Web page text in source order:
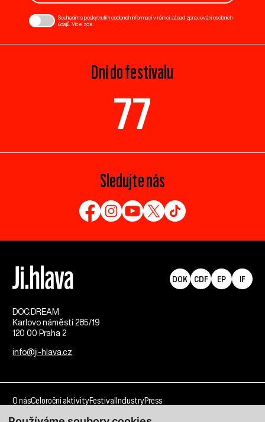
Souhlasím s poskytnutím osobních informací v rámci zásad zpracování osobních
údajů. Více zde
Dní do festivalu
77
Sledujte nás
DOC.DREAM​
Karlovo náměstí 285/19
120 00 Praha 2
info@ji-hlava.cz
DOK CDF EP IF
O násCeloroční aktivityFestival IndustryPress